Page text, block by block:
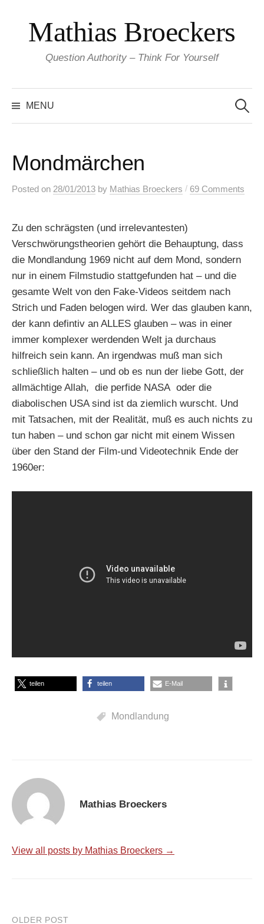
content
Mathias Broeckers
Question Authority – Think For Yourself
MENU
for:
Mondmärchen
Posted on 28/01/2013 by Mathias Broeckers / 69 Comments
Zu den schrägsten (und irrelevantesten)
Verschwörungstheorien gehört die Behauptung, dass
die Mondlandung 1969 nicht auf dem Mond, sondern
nur in einem Filmstudio stattgefunden hat – und die
gesamte Welt von den Fake-Videos seitdem nach
Strich und Faden belogen wird. Wer das glauben kann,
der kann defintiv an ALLES glauben – was in einer
immer komplexer werdenden Welt ja durchaus
hilfreich sein kann. An irgendwas muß man sich
schließlich halten – und ob es nun der liebe Gott, der
allmächtige Allah, die perfide NASA oder die
diabolischen USA sind ist da ziemlich wurscht. Und
mit Tatsachen, mit der Realität, muß es auch nichts zu
tun haben – und schon gar nicht mit einem Wissen
über den Stand der Film-und Videotechnik Ende der
1960er:
teilen teilen E-Mail
Mondlandung
Mathias Broeckers
View all posts by Mathias Broeckers →
OLDER POST